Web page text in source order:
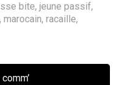
bite, jeune passif,
, marocain, racaille,